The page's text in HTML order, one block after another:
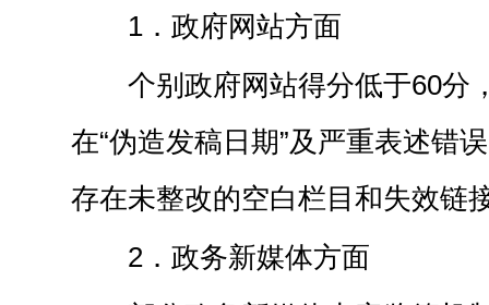
1．政府网站方面
个别政府网站得分低于60分
在“伪造发稿日期”及严重表述错
存在未整改的空白栏目和失效链
2．政务新媒体方面